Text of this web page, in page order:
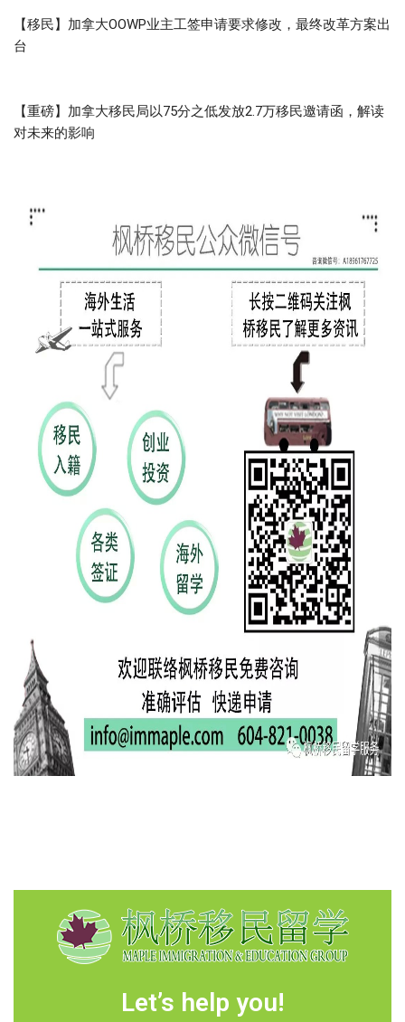
【移民】加拿大OOWP业主工签申请要求修改，最终改革方案出
台
【重磅】加拿大移民局以75分之低发放2.7万移民邀请函，解读
对未来的影响
Let’s help you!